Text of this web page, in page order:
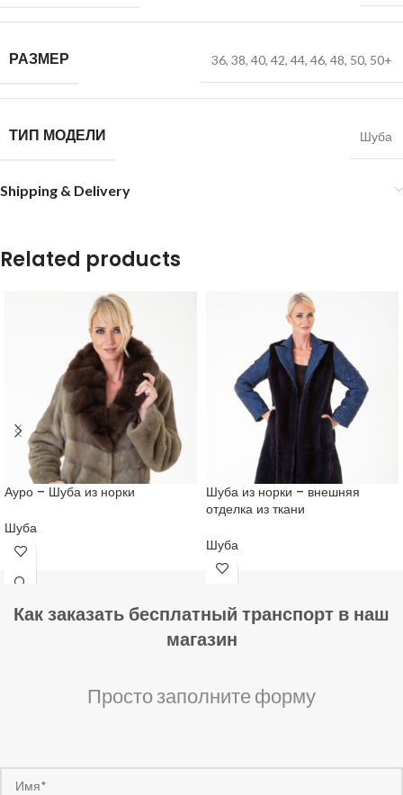
РАЗМЕР 36, 38, 40, 42, 44, 46, 48, 50, 50+
ТИП МОДЕЛИ Шуба
Shipping & Delivery
Related products
Ауро – Шуба из норки
Шуба
Шуба из норки – внешняя
отделка из ткани
Шуба
Как заказать бесплатный транспорт в наш
магазин
Просто заполните форму